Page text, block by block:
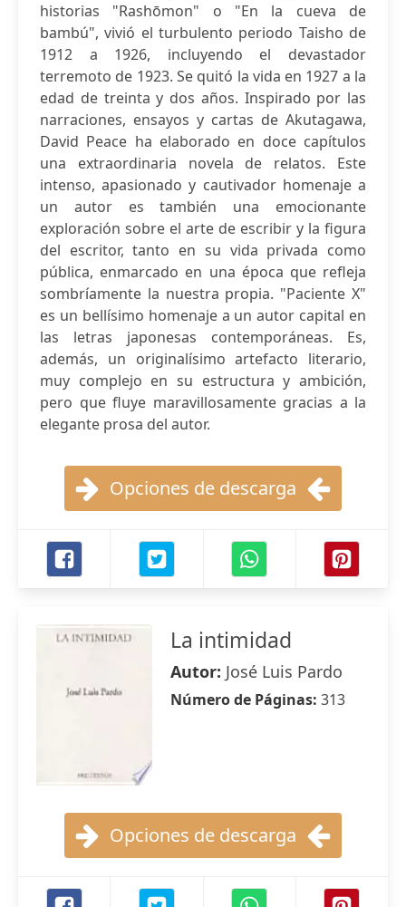
historias "Rashōmon" o "En la cueva de
bambú", vivió el turbulento periodo Taisho de
1912 a 1926, incluyendo el devastador
terremoto de 1923. Se quitó la vida en 1927 a la
edad de treinta y dos años. Inspirado por las
narraciones, ensayos y cartas de Akutagawa,
David Peace ha elaborado en doce capítulos
una extraordinaria novela de relatos. Este
intenso, apasionado y cautivador homenaje a
un autor es también una emocionante
exploración sobre el arte de escribir y la figura
del escritor, tanto en su vida privada como
pública, enmarcado en una época que refleja
sombríamente la nuestra propia. "Paciente X"
es un bellísimo homenaje a un autor capital en
las letras japonesas contemporáneas. Es,
además, un originalísimo artefacto literario,
muy complejo en su estructura y ambición,
pero que fluye maravillosamente gracias a la
elegante prosa del autor.
Opciones de descarga
La intimidad
Autor: José Luis Pardo
Número de Páginas: 313
Opciones de descarga